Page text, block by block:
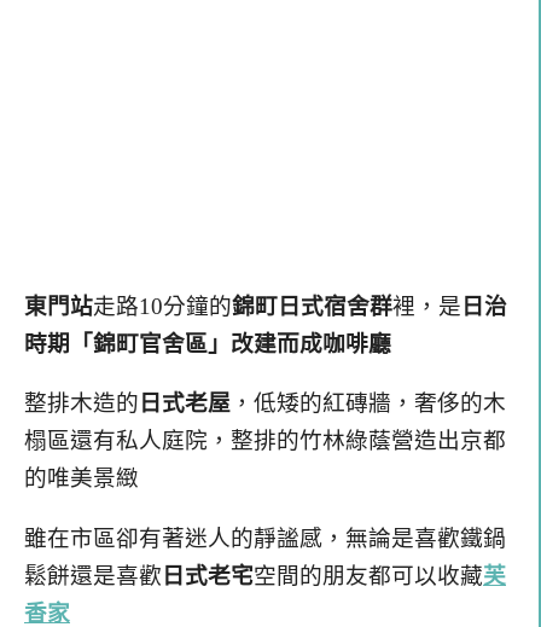
東門站走路10分鐘的錦町日式宿舍群裡，是 日治
時期「錦町官舍區」改建而成咖啡廳
整排木造的 日式老屋 ，低矮的紅磚牆，奢侈的木
榻區還有私人庭院，整排的竹林綠蔭營造出京都
的唯美景緻
雖在市區卻有著迷人的靜謐感，無論是喜歡鐵鍋
鬆餅還是喜歡 日式老宅空間的朋友都可以收藏芙
香家